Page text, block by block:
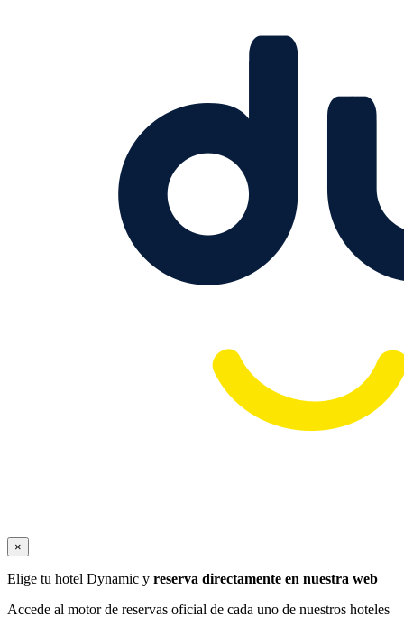
×
Elige tu hotel Dynamic y reserva directamente en nuestra web
Accede al motor de reservas oficial de cada uno de nuestros hoteles